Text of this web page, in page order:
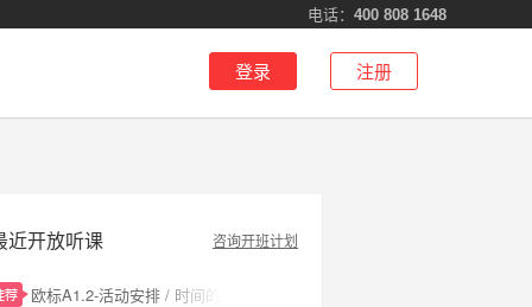
电话： 400 808 1648
登录 注册
近开放听课 咨询开班计划
欧标A1.2-活动安排 / 时间的非正式表达